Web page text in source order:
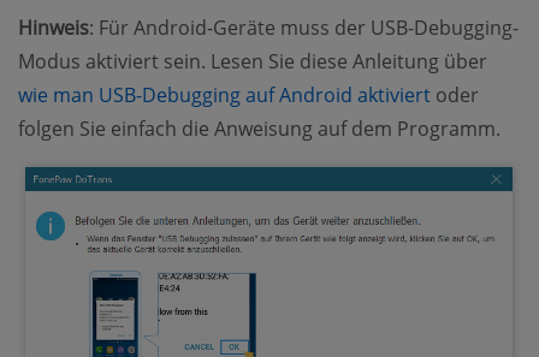
Hinweis: Für Android-Geräte muss der USB-Debugging-
Modus aktiviert sein. Lesen Sie diese Anleitung über
wie man USB-Debugging auf Android aktiviert (opens
oder
folgen Sie einfach die Anweisung auf dem Programm.